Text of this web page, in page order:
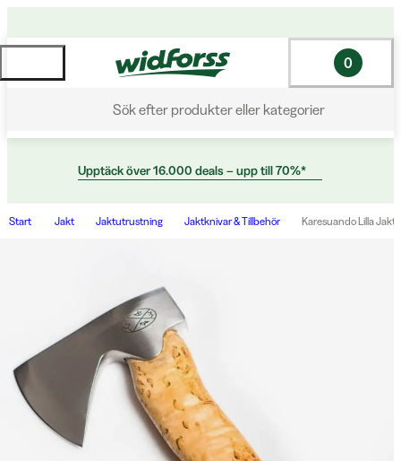
Sök efter produkter eller kategorier
0
Upptäck över 16.000 deals – upp till 70%*
Start Jakt Jaktutrustning Jaktknivar & Tillbehör Karesuando Lilla